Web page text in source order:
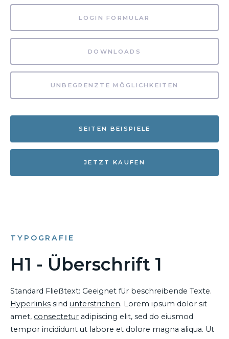
LOGIN FORMULAR
DOWNLOADS
UNBEGRENZTE MÖGLICHKEITEN
SEITEN BEISPIELE
JETZT KAUFEN
TYPOGRAFIE
H1 - Überschrift 1
Standard Fließtext: Geeignet für beschreibende Texte.
Hyperlinks sind unterstrichen. Lorem ipsum dolor sit
amet, consectetur adipiscing elit, sed do eiusmod
tempor incididunt ut labore et dolore magna aliqua. Ut